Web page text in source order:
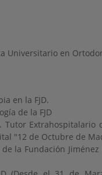
Universitario en
en la FJD.
de la FJD
Tutor Extrahospitalario
"12 de Octubre de
la Fundación